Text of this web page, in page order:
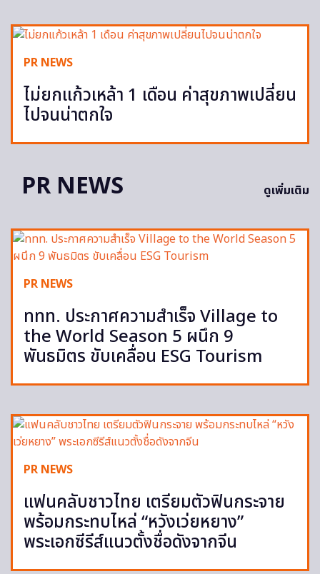
PR NEWS
ไม่ยกแก้วเหล้า 1 เดือน ค่าสุขภาพเปลี่ยน
ไปจนน่าตกใจ
PR NEWS ดูเพิ่มเติม
PR NEWS
ททท. ประกาศความสำเร็จ Village to
the World Season 5 ผนึก 9
พันธมิตร ขับเคลื่อน ESG Tourism
PR NEWS
แฟนคลับชาวไทย เตรียมตัวฟินกระจาย
พร้อมกระทบไหล่ “หวังเว่ยหยาง”
พระเอกซีรีส์แนวตั้งชื่อดังจากจีน